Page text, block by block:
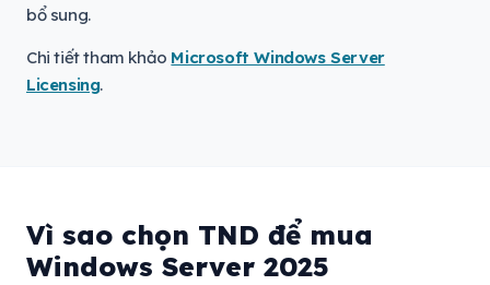
bổ sung.
Chi tiết tham khảo Microsoft Windows Server
Licensing.
Vì sao chọn TND để mua
Windows Server 2025